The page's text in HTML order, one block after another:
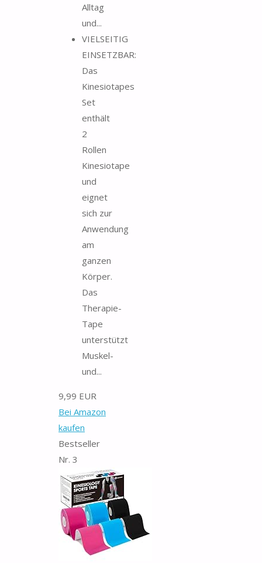
Alltag
und...
VIELSEITIG
EINSETZBAR:
Das
Kinesiotapes
Set
enthält
2
Rollen
Kinesiotape
und
eignet
sich zur
Anwendung
am
ganzen
Körper.
Das
Therapie-
Tape
unterstützt
Muskel-
und...
9,99 EUR
Bei Amazon
kaufen
Bestseller
Nr. 3